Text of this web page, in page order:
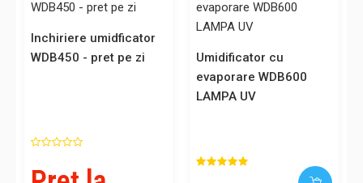
Inchiriere umidficator
WDB450 - pret pe zi
Umidificator cu
evaporare WDB600
LAMPA UV